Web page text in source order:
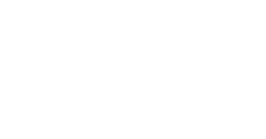
写真